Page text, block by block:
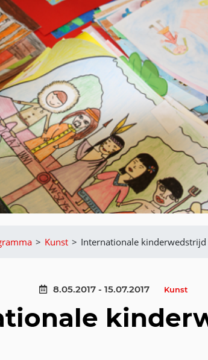
> Kunst > Internationale kinderwedstrijd
8.05.2017 - 15.07.2017 Kunst